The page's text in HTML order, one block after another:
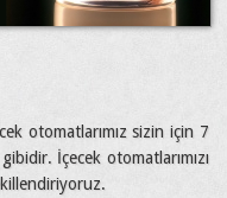
otomatlarımız sizin için 7
İçecek otomatlarımızı